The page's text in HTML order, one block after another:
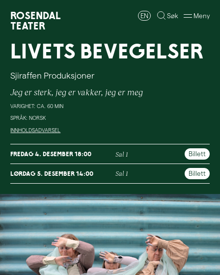
Rosendal
Teater
EN Søk Meny
Livets Bevegelser
Sjiraffen Produksjoner
Jeg er sterk, jeg er vakker, jeg er meg
VARIGHET: CA. 60 MIN
SPRÅK: NORSK
INNHOLDSADVARSEL
fredag 4. desember 18:00 Sal 1 Billett
lørdag 5. desember 14:00 Sal 1 Billett